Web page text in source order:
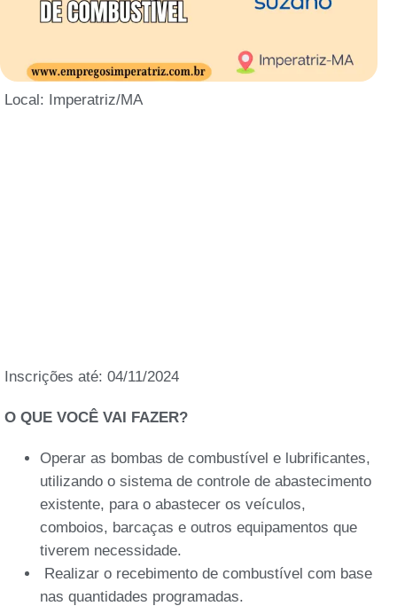
Local: Imperatriz/MA
Inscrições até: 04/11/2024
O QUE VOCÊ VAI FAZER?
Operar as bombas de combustível e lubrificantes,
utilizando o sistema de controle de abastecimento
existente, para o abastecer os veículos,
comboios, barcaças e outros equipamentos que
tiverem necessidade.
Realizar o recebimento de combustível com base
nas quantidades programadas.